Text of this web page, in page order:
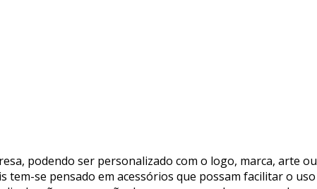
podendo ser personalizado com o logo, marca, arte ou
tem-se pensado em acessórios que possam facilitar o uso